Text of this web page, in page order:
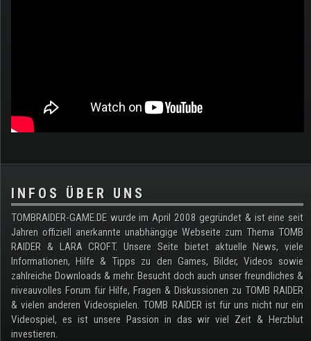
.
INFOS ÜBER UNS
TOMBRAIDER-GAME.DE wurde im April 2008 gegründet & ist eine seit
Jahren offiziell anerkannte unabhängige Webseite zum Thema TOMB
RAIDER & LARA CROFT. Unsere Seite bietet aktuelle News, viele
Informationen, Hilfe & Tipps zu den Games, Bilder, Videos sowie
zahlreiche Downloads & mehr. Besucht doch auch unser freundliches &
niveauvolles Forum für Hilfe, Fragen & Diskussionen zu TOMB RAIDER
& vielen anderen Videospielen. TOMB RAIDER ist für uns nicht nur ein
Videospiel, es ist unsere Passion in das wir viel Zeit & Herzblut
investieren.